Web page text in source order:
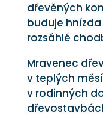
dřevěných
buduje
rozsáhlé
Mravenec
v teplých
v rodinných